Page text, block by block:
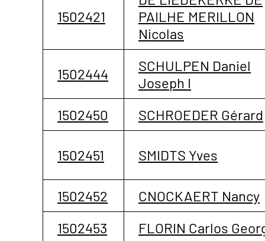
1502421
PAILHE MERILLON
Nicolas
1502444
SCHULPEN Daniel
Joseph I
1502450
SCHROEDER Gérard
1502451 SMIDTS Yves
1502452
CNOCKAERT Nancy
1502453
FLORIN Carlos